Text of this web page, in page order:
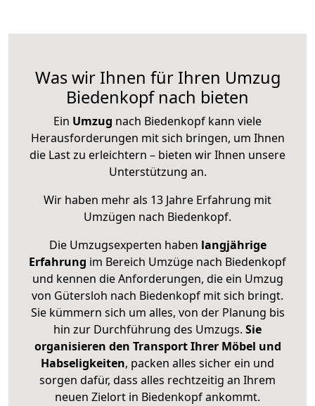
Was wir Ihnen für Ihren Umzug
Biedenkopf nach bieten
Ein Umzug nach Biedenkopf kann viele
Herausforderungen mit sich bringen, um Ihnen
die Last zu erleichtern – bieten wir Ihnen unsere
Unterstützung an.
Wir haben mehr als 13 Jahre Erfahrung mit
Umzügen nach Biedenkopf.
Die Umzugsexperten haben langjährige
Erfahrung im Bereich Umzüge nach Biedenkopf
und kennen die Anforderungen, die ein Umzug
von Gütersloh nach Biedenkopf mit sich bringt.
Sie kümmern sich um alles, von der Planung bis
hin zur Durchführung des Umzugs. Sie
organisieren den Transport Ihrer Möbel und
Habseligkeiten, packen alles sicher ein und
sorgen dafür, dass alles rechtzeitig an Ihrem
neuen Zielort in Biedenkopf ankommt.